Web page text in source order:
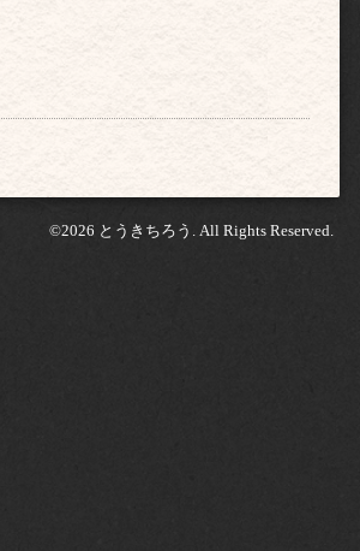
©2026 とうきちろう . All Rights Reserved.